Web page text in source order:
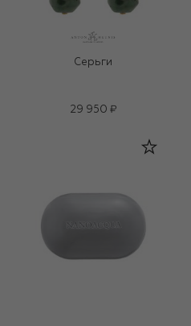
Серьги
29 950 ₽